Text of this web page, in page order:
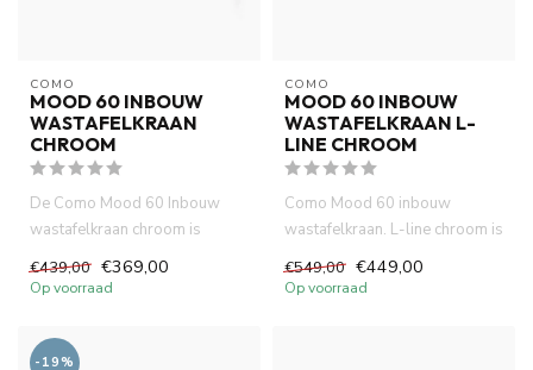
COMO
MOOD 60 INBOUW
WASTAFELKRAAN
CHROOM
De Como Mood 60 Inbouw
wastafelkraan chroom is
messing....
€439,00 €369,00
Op voorraad
COMO
MOOD 60 INBOUW
WASTAFELKRAAN L-
LINE CHROOM
Como Mood 60 inbouw
wastafelkraan. L-line chroom is
mm...
€549,00 €449,00
Op voorraad
-19%